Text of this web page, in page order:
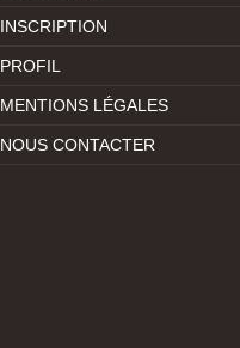
INSCRIPTION
PROFIL
MENTIONS LÉGALES
NOUS CONTACTER